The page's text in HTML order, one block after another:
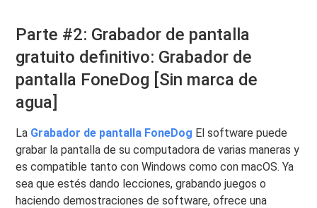
Parte #2: Grabador de pantalla
gratuito definitivo: Grabador de
pantalla FoneDog [Sin marca de
agua]
La Grabador de pantalla FoneDog El software puede
grabar la pantalla de su computadora de varias maneras y
es compatible tanto con Windows como con macOS. Ya
sea que estés dando lecciones, grabando juegos o
haciendo demostraciones de software, ofrece una